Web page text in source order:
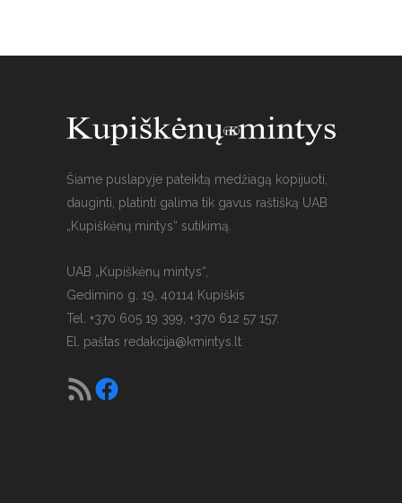
Šiame puslapyje pateiktą medžiagą kopijuoti,
dauginti, platinti galima tik gavus raštišką UAB
„Kupiškėnų mintys“ sutikimą.
UAB „Kupiškėnų mintys“,
Gedimino g. 19, 40114 Kupiškis
Tel. +370 605 19 399, +370 612 57 157.
El. paštas redakcija@kmintys.lt